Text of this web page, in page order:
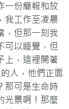
一份簡報和放
我工作至凌晨
，但那一刻我
可以睡覺，但
上，這裡開著
人，他們正面
那可是生命時
光景啊！那麼